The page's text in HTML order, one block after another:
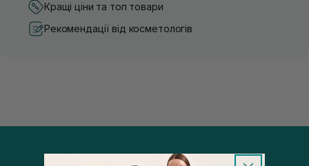
Кращі ціни та топ товари
Рекомендації від косметологів